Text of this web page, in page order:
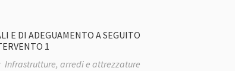
E DI ADEGUAMENTO A SEGUITO
1
Infrastrutture, arredi e attrezzature